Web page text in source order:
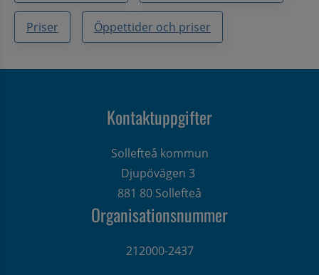
Priser Öppettider och priser
Kontaktuppgifter
Sollefteå kommun
Djupövägen 3
881 80 Sollefteå
Organisationsnummer
212000-2437